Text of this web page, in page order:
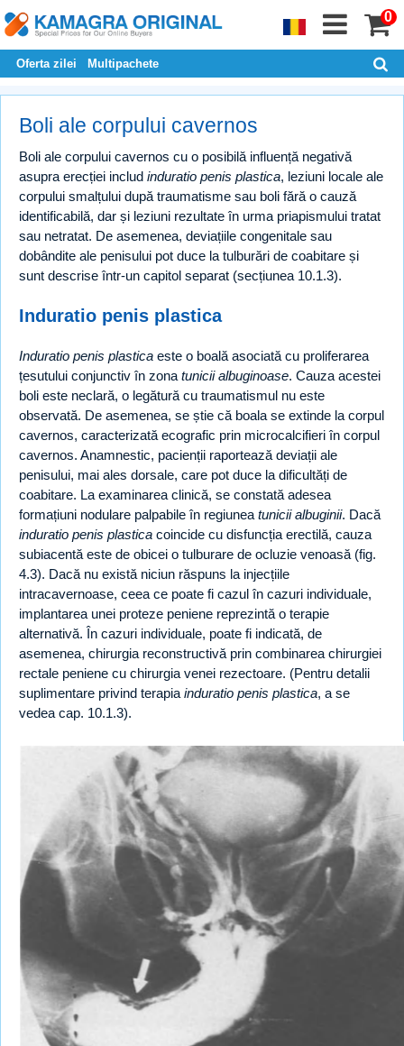
0
Oferta zilei Multipachete
Boli ale corpului cavernos
Boli ale corpului cavernos cu o posibilă influență negativă
asupra erecției includ induratio penis plastica, leziuni locale ale
corpului smalțului după traumatisme sau boli fără o cauză
identificabilă, dar și leziuni rezultate în urma priapismului tratat
sau netratat. De asemenea, deviațiile congenitale sau
dobândite ale penisului pot duce la tulburări de coabitare și
sunt descrise într-un capitol separat (secțiunea 10.1.3).
Induratio penis plastica
Induratio penis plastica este o boală asociată cu proliferarea
țesutului conjunctiv în zona tunicii albuginoase. Cauza acestei
boli este neclară, o legătură cu traumatismul nu este
observată. De asemenea, se știe că boala se extinde la corpul
cavernos, caracterizată ecografic prin microcalcifieri în corpul
cavernos. Anamnestic, pacienții raportează deviații ale
penisului, mai ales dorsale, care pot duce la dificultăți de
coabitare. La examinarea clinică, se constată adesea
formațiuni nodulare palpabile în regiunea tunicii albuginii. Dacă
induratio penis plastica coincide cu disfuncția erectilă, cauza
subiacentă este de obicei o tulburare de ocluzie venoasă (fig.
4.3). Dacă nu există niciun răspuns la injecțiile
intracavernoase, ceea ce poate fi cazul în cazuri individuale,
implantarea unei proteze peniene reprezintă o terapie
alternativă. În cazuri individuale, poate fi indicată, de
asemenea, chirurgia reconstructivă prin combinarea chirurgiei
rectale peniene cu chirurgia venei rezectoare. (Pentru detalii
suplimentare privind terapia induratio penis plastica, a se
vedea cap. 10.1.3).